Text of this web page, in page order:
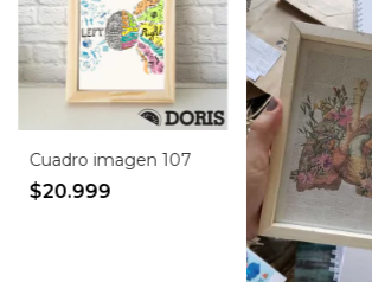
Cuadro imagen 107
$20.999